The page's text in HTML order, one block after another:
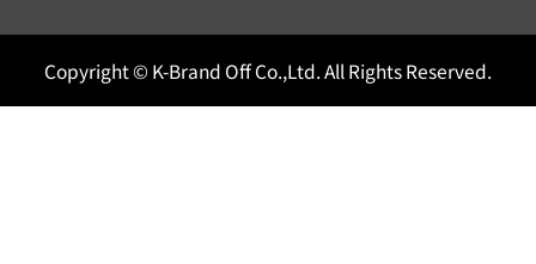
Copyright © K-Brand Off Co.,Ltd. All Rights Reserved.